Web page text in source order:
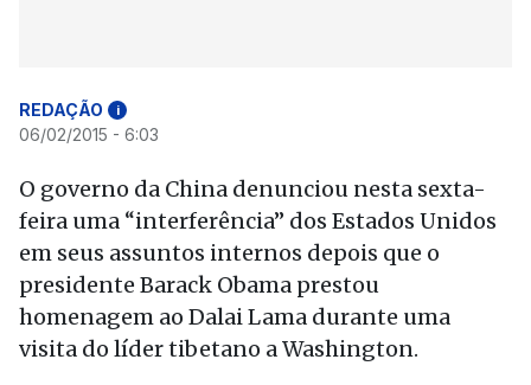
REDAÇÃO i
06/02/2015 - 6:03
O governo da China denunciou nesta sexta-
feira uma “interferência” dos Estados Unidos
em seus assuntos internos depois que o
presidente Barack Obama prestou
homenagem ao Dalai Lama durante uma
visita do líder tibetano a Washington.